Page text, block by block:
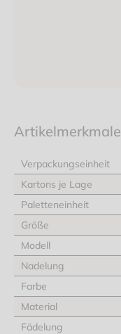
Artikelmerkmale
Verpackungseinheit
Kartons je Lage
Paletteneinheit
Größe
Modell
Nadelung
Farbe
Material
Fädelung